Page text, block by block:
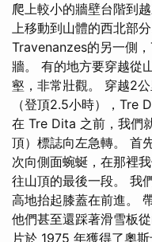
爬上較小的牆壁台階到
上移動到山體的西北部
Travenanzes的另一側
牆。 有的地方要穿越從
壑，非常壯觀。 穿越2
（登頂2.5小時），Tre
在 Tre Dita 之前，我們
頂）標誌向左急轉。 首
次向側面蜿蜒，在那裡
往山頂的最後一段。 我
高地抬起膝蓋在前進。
他們甚至還踩著滑雪板
片於 1975 年獲得了奧